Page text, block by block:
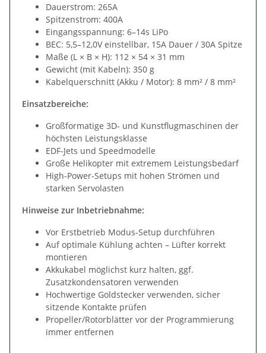
Dauerstrom: 265A
Spitzenstrom: 400A
Eingangsspannung: 6–14s LiPo
BEC: 5,5–12,0V einstellbar, 15A Dauer / 30A Spitze
Maße (L × B × H): 112 × 54 × 31 mm
Gewicht (mit Kabeln): 350 g
Kabelquerschnitt (Akku / Motor): 8 mm² / 8 mm²
Einsatzbereiche:
Großformatige 3D- und Kunstflugmaschinen der
höchsten Leistungsklasse
EDF-Jets und Speedmodelle
Große Helikopter mit extremem Leistungsbedarf
High-Power-Setups mit hohen Strömen und
starken Servolasten
Hinweise zur Inbetriebnahme:
Vor Erstbetrieb Modus-Setup durchführen
Auf optimale Kühlung achten – Lüfter korrekt
montieren
Akkukabel möglichst kurz halten, ggf.
Zusatzkondensatoren verwenden
Hochwertige Goldstecker verwenden, sicher
sitzende Kontakte prüfen
Propeller/Rotorblätter vor der Programmierung
immer entfernen